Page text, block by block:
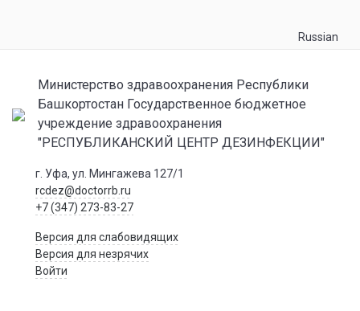
Russian
Министерство здравоохранения Республики
Башкортостан Государственное бюджетное
учреждение здравоохранения
"РЕСПУБЛИКАНСКИЙ ЦЕНТР ДЕЗИНФЕКЦИИ"
г. Уфа, ул. Мингажева 127/1
rcdez@doctorrb.ru
+7 (347) 273-83-27
Версия для слабовидящих
Версия для незрячих
Войти